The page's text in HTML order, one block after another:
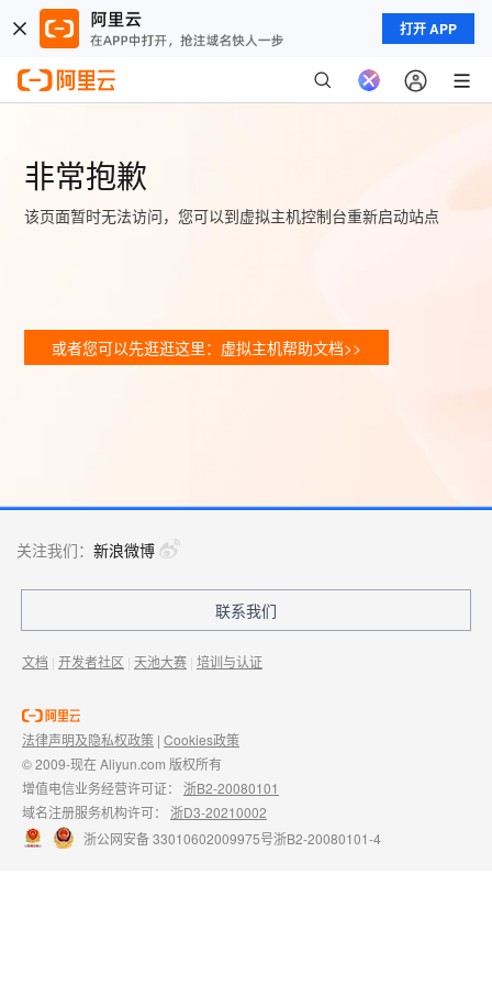
打开 APP
非常抱歉
该页面暂时无法访问，您可以到虚拟主机控制台重新启动站点
或者您可以先逛逛这里：虚拟主机帮助文档>>